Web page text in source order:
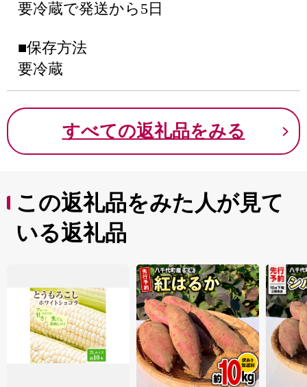
要冷蔵で発送から5日
■保存方法
要冷蔵
すべての返礼品をみる
この返礼品をみた人が見て
いる返礼品